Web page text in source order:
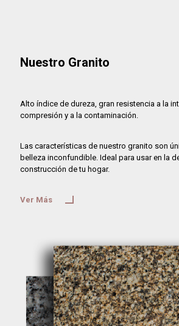
Nuestro Granito
Alto índice de dureza, gran resistencia a la
compresión y a la contaminación.
Las características de nuestro granito son
belleza inconfundible. Ideal para usar en la
construcción de tu hogar.
Ver Más